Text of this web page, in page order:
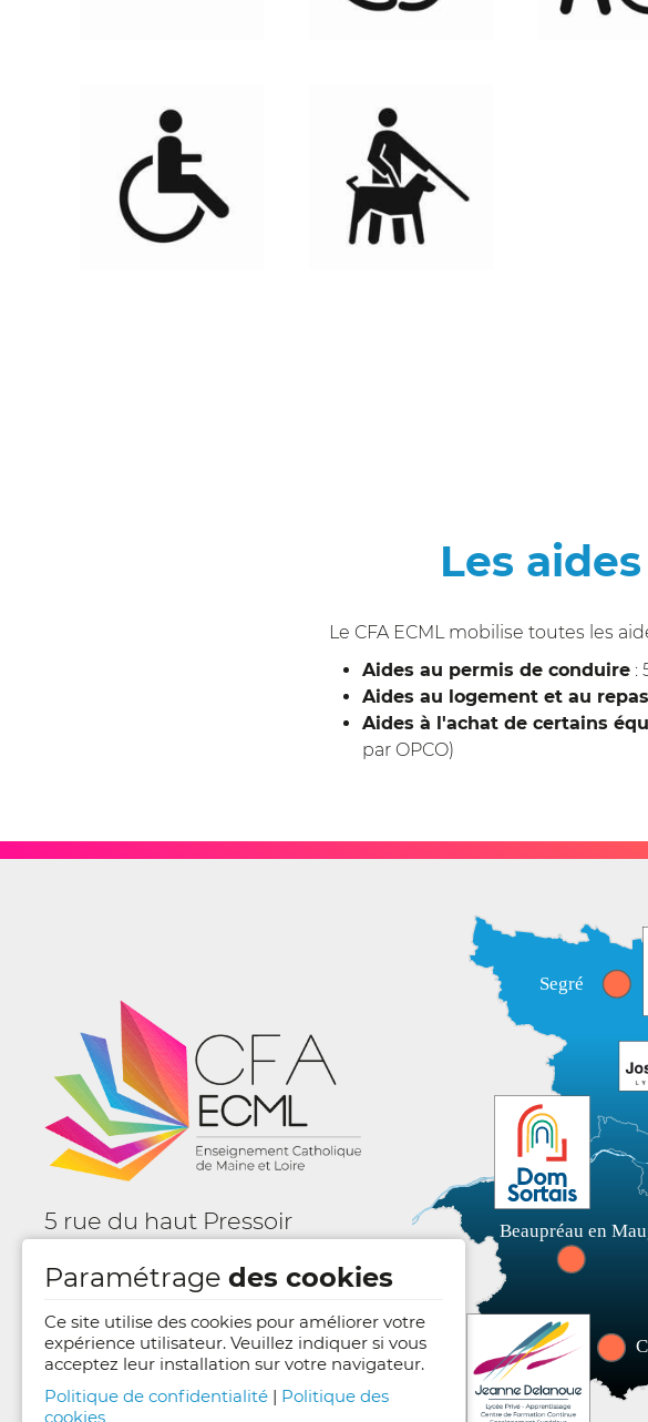
Les
Le CFA ECML mobilise toutes les
Aides au permis de conduire :
Aides au logement et au repas
Aides à l'achat de certains
par OPCO)
Paramétrage des cookies
Ce site utilise des cookies pour améliorer votre
expérience utilisateur. Veuillez indiquer si vous
acceptez leur installation sur votre navigateur.
Politique de confidentialité | Politique des
cookies
5 rue du haut Pressoir
Nous contacter